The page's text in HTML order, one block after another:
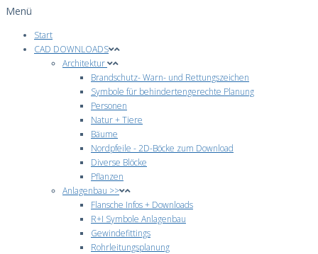
Menü
Start
CAD DOWNLOADS
Architektur
Brandschutz- Warn- und Rettungszeichen
Symbole für behindertengerechte Planung
Personen
Natur + Tiere
Bäume
Nordpfeile - 2D-Böcke zum Download
Diverse Blöcke
Pflanzen
Anlagenbau >>
Flansche Infos + Downloads
R+I Symbole Anlagenbau
Gewindefittings
Rohrleitungsplanung